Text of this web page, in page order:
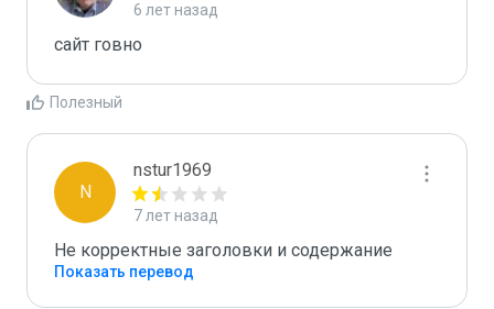
6 лет назад
сайт говно
Полезный
N
nstur1969
7 лет назад
Не корректные заголовки и содержание
Показать перевод